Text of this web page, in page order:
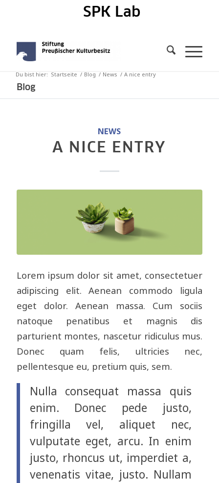
SPK Lab
Blog
Du bist hier: Startseite / Blog / News / A nice entry
NEWS
A NICE ENTRY
Lorem ipsum dolor sit amet, consectetuer
adipiscing elit. Aenean commodo ligula
eget dolor. Aenean massa. Cum sociis
natoque penatibus et magnis dis
parturient montes, nascetur ridiculus mus.
Donec quam felis, ultricies nec,
pellentesque eu, pretium quis, sem.
Nulla consequat massa quis
enim. Donec pede justo,
fringilla vel, aliquet nec,
vulputate eget, arcu. In enim
justo, rhoncus ut, imperdiet a,
venenatis vitae, justo. Nullam